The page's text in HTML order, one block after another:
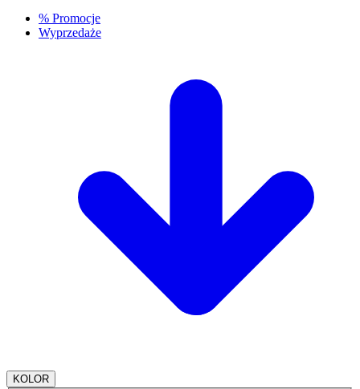
% Promocje
Wyprzedaże
KOLOR